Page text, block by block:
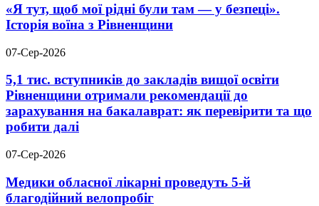
«Я тут, щоб мої рідні були там — у безпеці».
Історія воїна з Рівненщини
07-Сер-2026
5,1 тис. вступників до закладів вищої освіти
Рівненщини отримали рекомендації до
зарахування на бакалаврат: як перевірити та що
робити далі
07-Сер-2026
Медики обласної лікарні проведуть 5-й
благодійний велопробіг